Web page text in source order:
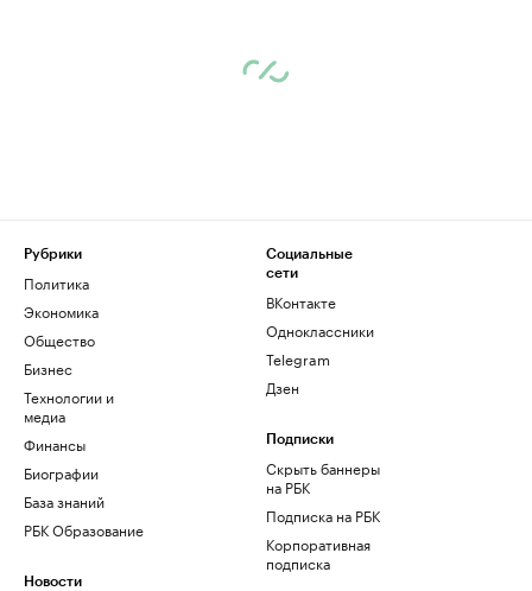
Рубрики
Политика
Экономика
Общество
Бизнес
Технологии и
медиа
Финансы
Биографии
База знаний
РБК Образование
Новости
Социальные
сети
ВКонтакте
Одноклассники
Telegram
Дзен
Подписки
Скрыть баннеры
на РБК
Подписка на РБК
Корпоративная
подписка